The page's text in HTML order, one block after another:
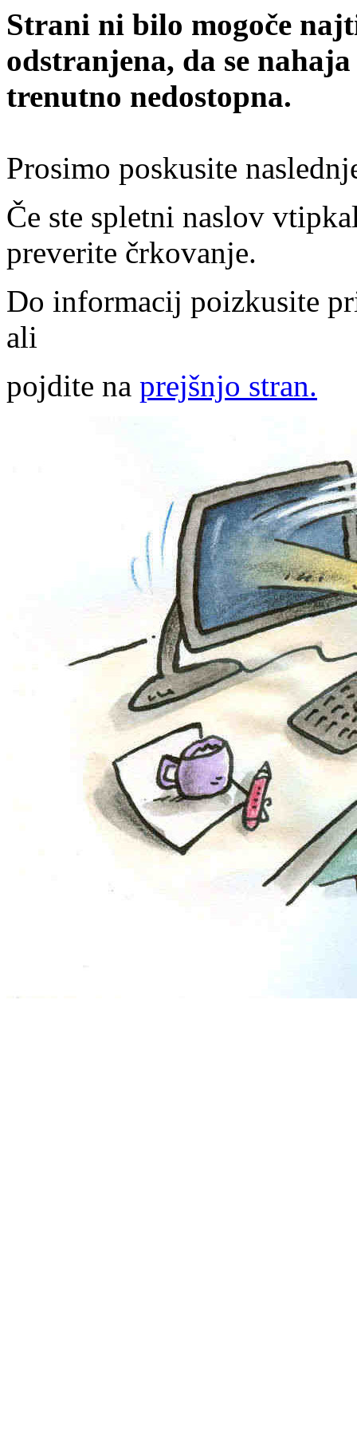
Strani ni bilo mogoče
odstranjena, da se
trenutno nedostopna.
Prosimo poskusite
Če ste spletni naslov
preverite črkovanje.
Do informacij poizkusite
ali
pojdite na prejšnjo stran.